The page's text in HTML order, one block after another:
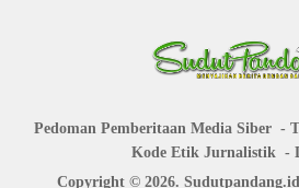
Pedoman Pemberitaan Media Siber
Kode Etik Jurnalistik
Copyright © 2026.